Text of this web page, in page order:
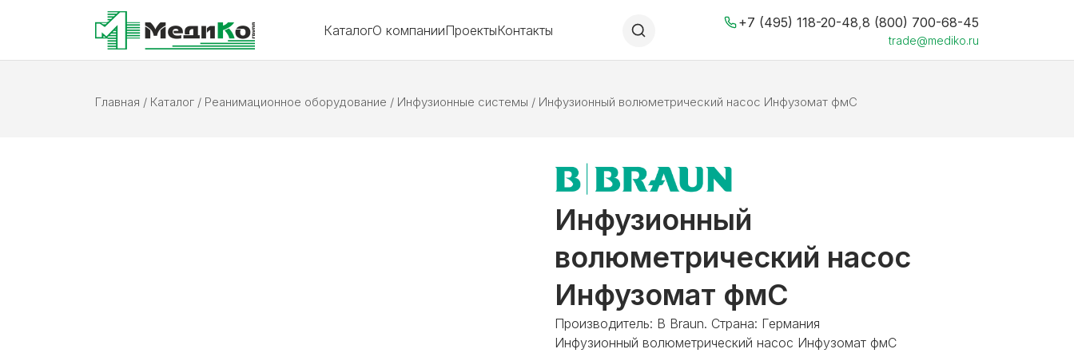
КаталогО компанииПроектыКонтакты
+7 (495) 118-20-48 8 (800) 700-68-45
trade@mediko.ru
Главная / Каталог / Реанимационное оборудование / Инфузионные системы / Инфузионный волюметрический насос Инфузомат фмС
Инфузионный
волюметрический насос
Инфузомат фмС
Производитель: B Braun. Страна: Германия
Инфузионный волюметрический насос Инфузомат фмС